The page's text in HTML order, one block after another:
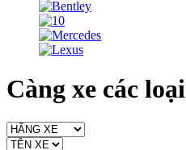
Càng xe các loại